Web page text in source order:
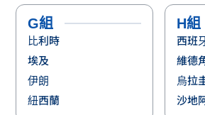
G組
比利時
埃及
伊朗
紐西蘭
H組
西班
維德
烏拉
沙地